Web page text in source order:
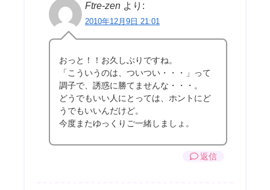
Ftre-zen より:
2010年12月9日 21:01
おっと！！お久しぶりですね。
「こういうのは、ついつい・・・」って
調子で、誘惑に勝てませんな・・・。
どうでもいい人にとっては、ホントにど
うでもいいんだけど。
今度またゆっくりご一緒しましょ。
返信